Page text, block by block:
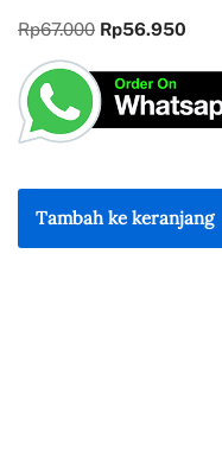
Rp67.000 Rp56.950
Tambah ke keranjang